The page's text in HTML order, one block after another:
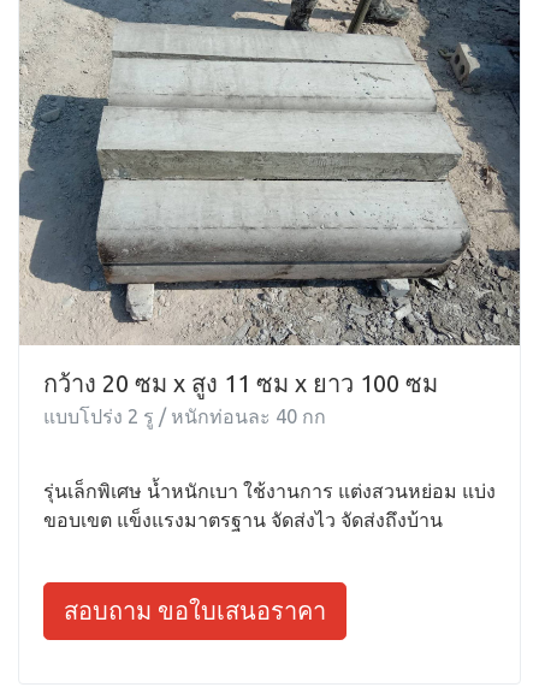
กว้าง 20 ซม x สูง 11 ซม x ยาว 100 ซม
แบบโปร่ง 2 รู / หนักท่อนละ 40 กก
รุ่นเล็กพิเศษ น้ำหนักเบา ใช้งานการ แต่งสวนหย่อม แบ่ง
ขอบเขต แข็งแรงมาตรฐาน จัดส่งไว จัดส่งถึงบ้าน
สอบถาม ขอใบเสนอราคา